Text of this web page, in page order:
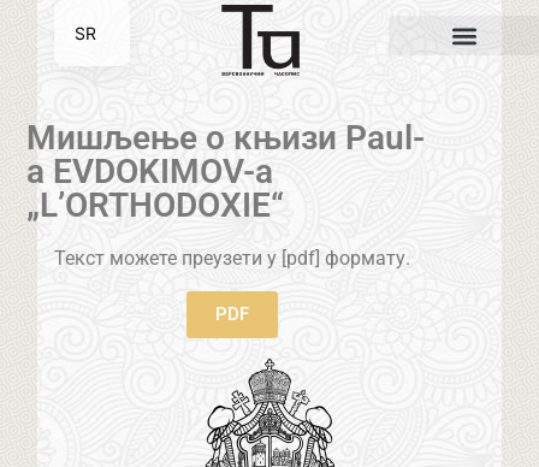
Мишљење о књизи Paul-
a EVDOKIMOV-a
„L’ORTHODOXIE“
Текст можете преузети у [pdf] формату.
PDF
SR
EN